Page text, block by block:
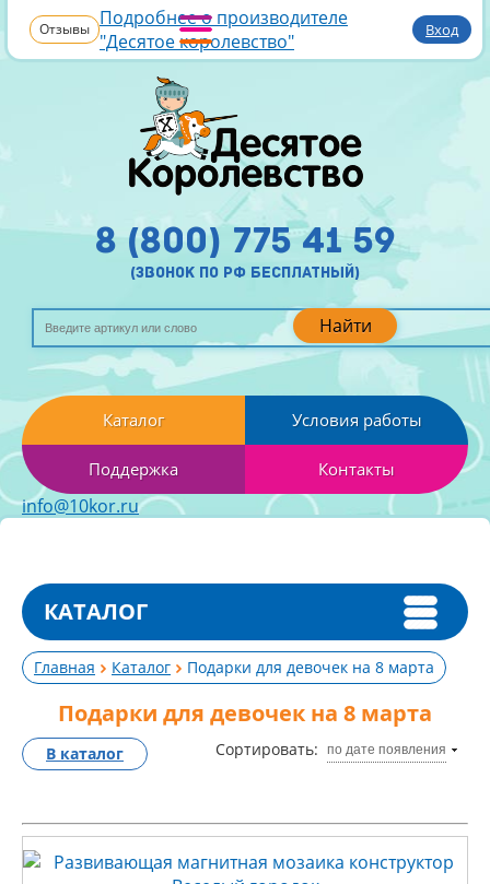
Отзывы Подробнее о производителе
"Десятое королевство"
Вход
Найти
8 (800) 775 41 59
(звонок по рф бесплатный)
Каталог Условия работы
Поддержка Контакты
info@10kor.ru
КАТАЛОГ
Главная Каталог Подарки для девочек на 8 марта
Подарки для девочек на 8 марта
Сортировать: по дате появления
В каталог